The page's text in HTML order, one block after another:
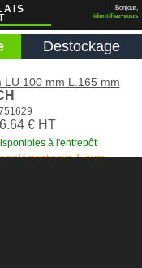
Bonjour,
identifiez-vous
Destockage
LU 100 mm L.165 mm
€ HT
à l'entrepôt
sous 4 jours